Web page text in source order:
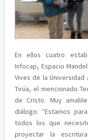
En ellos cuatro
Infocap, Espacio
Vives de la
Tirúa, el mencionado
de Cristo. Muy
diálogo: “Estamos
todos los que
proyectar la